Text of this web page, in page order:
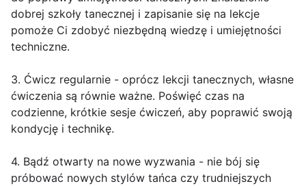
dobrej szkoły tanecznej i zapisanie się na lekcje
pomoże Ci zdobyć niezbędną wiedzę i umiejętności
techniczne.
3. Ćwicz regularnie - oprócz lekcji tanecznych, własne
ćwiczenia są równie ważne. Poświęć czas na
codzienne, krótkie sesje ćwiczeń, aby poprawić swoją
kondycję i technikę.
4. Bądź otwarty na nowe wyzwania - nie bój się
próbować nowych stylów tańca czy trudniejszych